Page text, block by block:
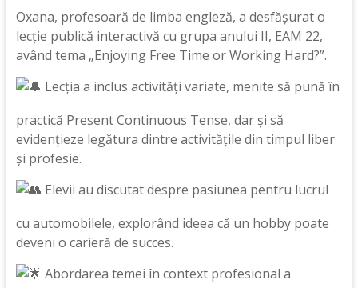
Oxana, profesoară de limba engleză, a desfășurat o
lecție publică interactivă cu grupa anului II, EAM 22,
având tema „Enjoying Free Time or Working Hard?”.
Lecția a inclus activități variate, menite să pună în
practică Present Continuous Tense, dar și să
evidențieze legătura dintre activitățile din timpul liber
și profesie.
️ Elevii au discutatdespre pasiunea pentru lucrul
cu automobilele, explorând ideea că un hobby poate
deveni o carieră de succes.
Abordarea temei în context profesional a